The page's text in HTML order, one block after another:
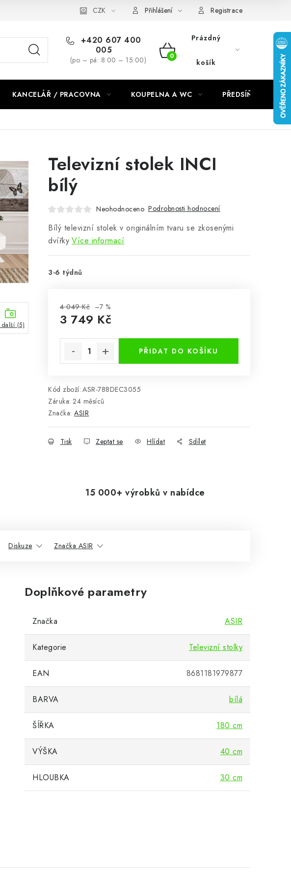
CZK Přihlášení Registrace
+420 607 400
005
(po – pá: 8:00 – 15:00)
NÁKUPNÍ
Prázdný
košík
KANCELÁŘ / PRACOVNA KOUPELNA A WC PŘEDSÍŇ
Televizní stolek INCI
bílý
Neohodnoceno Podrobnosti hodnocení
Bílý televizní stolek v originálním tvaru se zkosenými
dvířky Více informací
3-6 týdnů
4 049 Kč –7 %
3 749 Kč
PŘIDAT DO KOŠÍKU
Kód zboží: ASR-788DEC3055
Záruka: 24 měsíců
Značka: ASIR
Tisk Zeptat se Hlídat Sdílet
další (5)
15 000+ výrobků v nabídce
Diskuze Značka ASIR
Doplňkové parametry
Značka ASIR
Kategorie Televizní stolky
EAN 8681181979877
BARVA bílá
ŠÍŘKA 180 cm
VÝŠKA 40 cm
HLOUBKA 30 cm